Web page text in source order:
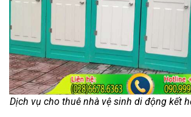
Dịch vụ cho thuê nhà vệ sinh di động kết